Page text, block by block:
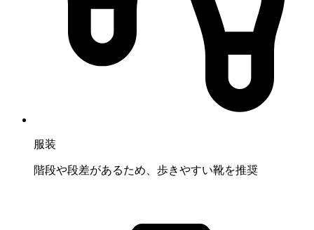
服装
階段や段差があるため、歩きやすい靴を推奨